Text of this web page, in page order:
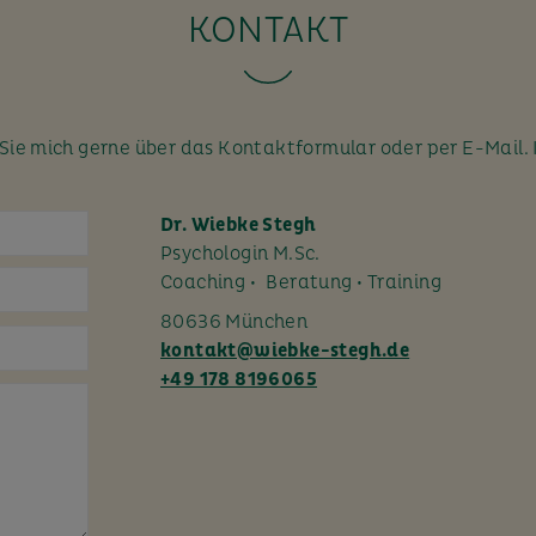
KONTAKT
mich gerne über das Kontaktformular oder per E-Mail.
Dr. Wiebke Stegh
Psychologin M.Sc.
Coaching • Beratung • Training
80636 München
kontakt@wiebke-stegh.de
+49 178 8196065